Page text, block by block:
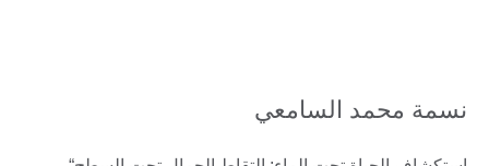
نسمة محمد السامعي